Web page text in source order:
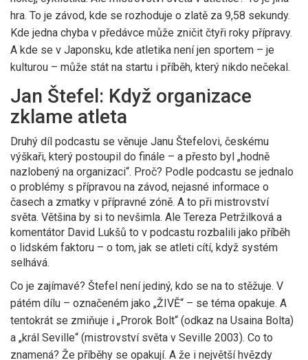
hra. To je závod, kde se rozhoduje o zlatě za 9,58 sekundy.
Kde jedna chyba v předávce může zničit čtyři roky přípravy.
A kde se v Japonsku, kde atletika není jen sportem – je
kulturou – může stát na startu i příběh, který nikdo nečekal.
Jan Štefel: Když organizace
zklame atleta
Druhý díl podcastu se věnuje Janu Štefelovi, českému
výškaři, který postoupil do finále – a přesto byl „hodně
nazlobený na organizaci“. Proč? Podle podcastu se jednalo
o problémy s přípravou na závod, nejasné informace o
časech a zmatky v přípravné zóně. A to při mistrovství
světa. Většina by si to nevšimla. Ale Tereza Petržilková a
komentátor David Lukšů to v podcastu rozbalili jako příběh
o lidském faktoru – o tom, jak se atleti cítí, když systém
selhává.
Co je zajímavé? Štefel není jediný, kdo se na to stěžuje. V
pátém dílu – označeném jako „ŽIVĚ“ – se téma opakuje. A
tentokrát se zmiňuje i „Prorok Bolt“ (odkaz na Usaina Bolta)
a „král Seville“ (mistrovství světa v Seville 2003). Co to
znamená? Že příběhy se opakují. A že i největší hvězdy